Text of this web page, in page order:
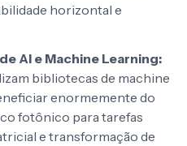
horizontal e
AI e Machine Learning:
bibliotecas de machine
enormemente do
fotônico para tarefas
e transformação de